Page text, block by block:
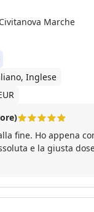
Marche
Inglese
fine. Ho appena
dose di umanità. Mi
relazioni con il
del rogito.